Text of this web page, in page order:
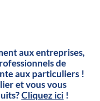
aux entreprises,
de
aux particuliers !
et vous vous
Cliquez ici !